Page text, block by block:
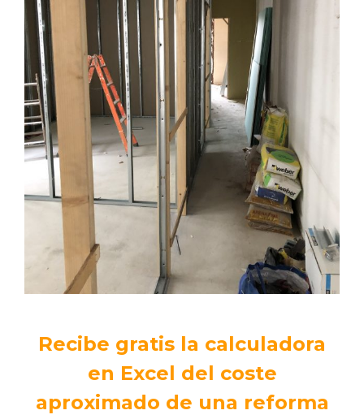
Recibe gratis la calculadora
en Excel del coste
aproximado de una reforma